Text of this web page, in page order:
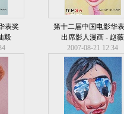
表奖
毅
第十二届中国电影华
出席影人漫画 - 赵薇
2007-08-21 12:34